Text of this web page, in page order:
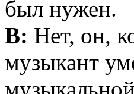
был нужен.
В: Нет, он,
музыкант